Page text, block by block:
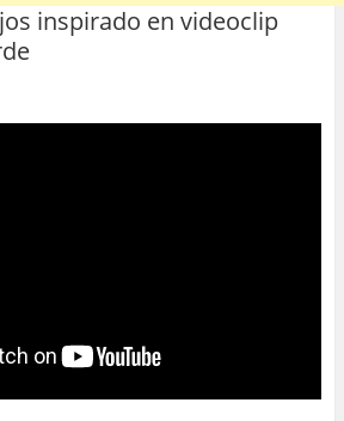
inspirado en videoclip